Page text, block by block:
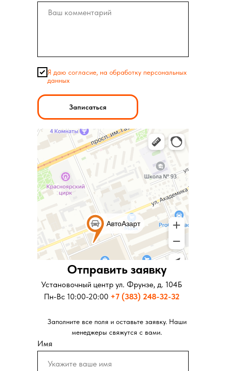
Я даю согласие, на обработку персональных
данных
Записаться
Отправить заявку
Установочный центр ул. Московская д.281
Пн-Вс 10:00-20:00 +7 (343) 346-73-73
менеджеры свяжутся с вами.
Имя
Отправить заявку
Установочный центр ул. Фрунзе, д. 104Б
Пн-Вс 10:00-20:00 +7 (383) 248-32-32
Заполните все поля и оставьте заявку. Наши
менеджеры свяжутся с вами.